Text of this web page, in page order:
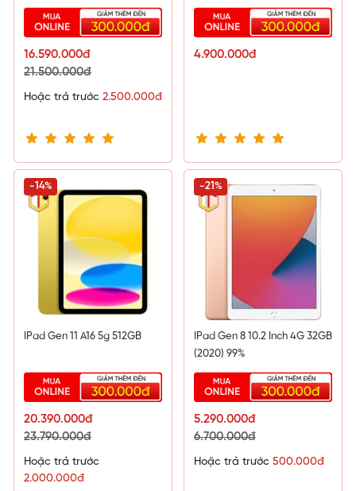
16.590.000đ
21.500.000đ
Hoặc trả trước 2.500.000đ
4.900.000đ
IPad Gen 11 A16 5g 512GB
20.390.000đ
23.790.000đ
-14%
Hoặc trả trước
2.000.000đ
IPad Gen 8 10.2 Inch 4G 32GB
(2020) 99%
5.290.000đ
6.700.000đ
-21%
Hoặc trả trước 500.000đ